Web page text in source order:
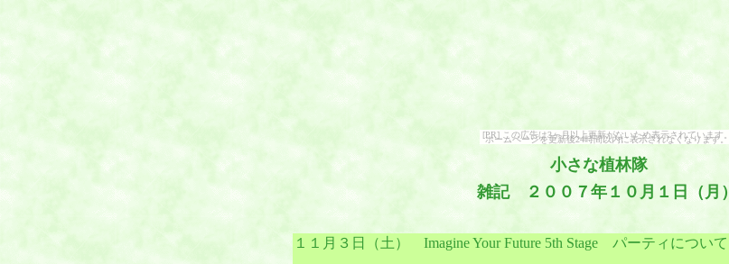
[PR] この広告は3ヶ月以上更新がないため表示されています。
ホームページを更新後24時間以内に表示されなくなります。
小さな植林隊
雑記 ２００７年１０月１日（月）
１１月３日（土） Imagine Your Future 5th Stage パーティについて